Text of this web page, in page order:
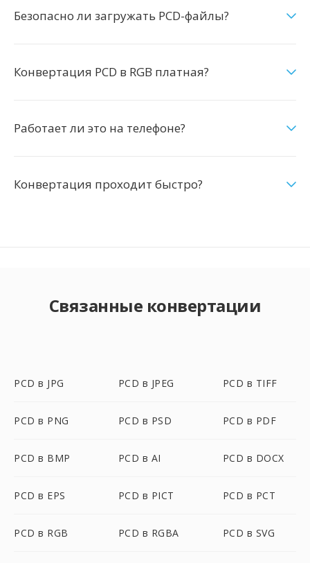
Безопасно ли загружать PCD-файлы?
Конвертация PCD в RGB платная?
Работает ли это на телефоне?
Конвертация проходит быстро?
Связанные конвертации
PCD в JPG PCD в JPEG PCD в TIFF
PCD в PNG PCD в PSD PCD в PDF
PCD в BMP PCD в AI PCD в DOCX
PCD в EPS PCD в PICT PCD в PCT
PCD в RGB PCD в RGBA PCD в SVG